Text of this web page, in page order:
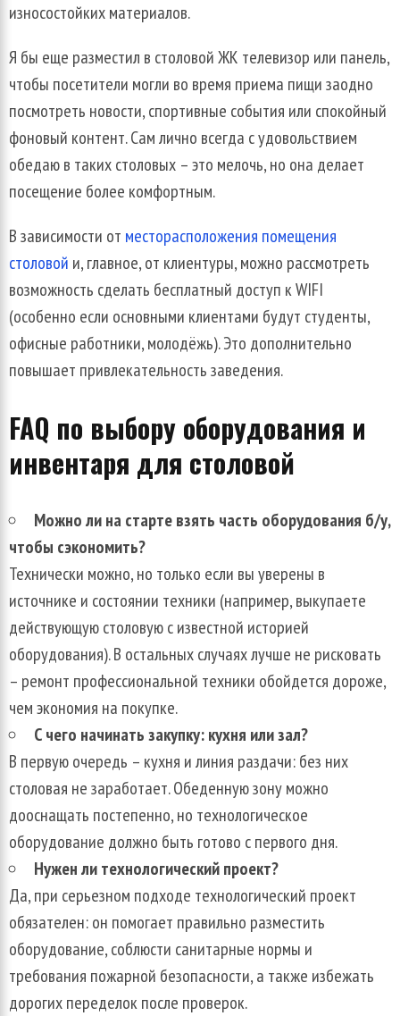
износостойких материалов.
Я бы еще разместил в столовой ЖК телевизор или панель,
чтобы посетители могли во время приема пищи заодно
посмотреть новости, спортивные события или спокойный
фоновый контент. Сам лично всегда с удовольствием
обедаю в таких столовых – это мелочь, но она делает
посещение более комфортным.
В зависимости от месторасположения помещения
столовой и, главное, от клиентуры, можно рассмотреть
возможность сделать бесплатный доступ к WIFI
(особенно если основными клиентами будут студенты,
офисные работники, молодёжь). Это дополнительно
повышает привлекательность заведения.
FAQ по выбору оборудования и
инвентаря для столовой
Можно ли на старте взять часть оборудования б/у,
чтобы сэкономить?
Технически можно, но только если вы уверены в
источнике и состоянии техники (например, выкупаете
действующую столовую с известной историей
оборудования). В остальных случаях лучше не рисковать
– ремонт профессиональной техники обойдется дороже,
чем экономия на покупке.
С чего начинать закупку: кухня или зал?
В первую очередь – кухня и линия раздачи: без них
столовая не заработает. Обеденную зону можно
дооснащать постепенно, но технологическое
оборудование должно быть готово с первого дня.
Нужен ли технологический проект?
Да, при серьезном подходе технологический проект
обязателен: он помогает правильно разместить
оборудование, соблюсти санитарные нормы и
требования пожарной безопасности, а также избежать
дорогих переделок после проверок.